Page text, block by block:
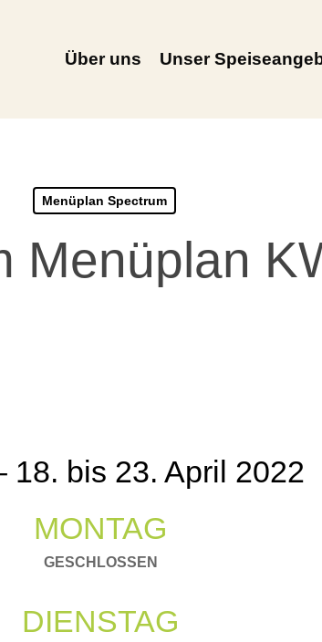
Über uns Unser
Menüplan Spectrum
Menüplan
18. bis 23. April 2022
MONTAG
GESCHLOSSEN
DIENSTAG